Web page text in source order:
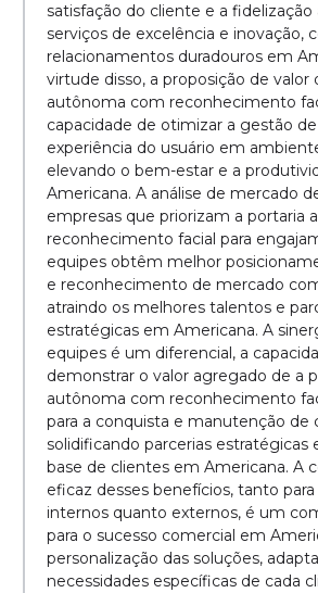
satisfação do cliente e a fidelização
serviços de excelência e inovação,
relacionamentos duradouros em
virtude disso, a proposição de valor
autônoma com reconhecimento
capacidade de otimizar a gestão
experiência do usuário em
elevando o bem-estar e a
Americana. A análise de mercado
empresas que priorizam a portaria
reconhecimento facial para
equipes obtêm melhor
e reconhecimento de mercado
atraindo os melhores talentos e
estratégicas em Americana. A
equipes é um diferencial, a
demonstrar o valor agregado de a
autônoma com reconhecimento
para a conquista e manutenção de
solidificando parcerias estratégicas
base de clientes em Americana. A
eficaz desses benefícios, tanto
internos quanto externos, é um
para o sucesso comercial em
personalização das soluções,
necessidades específicas de cada